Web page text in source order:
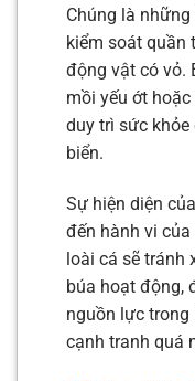
Chúng là
kiểm soát quần
động vật có vỏ.
mồi yếu ớt
duy trì sức
biển.
Sự hiện diện
đến hành vi
loài cá sẽ tránh
búa hoạt động,
nguồn lực
cạnh tranh quá